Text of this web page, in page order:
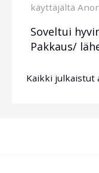
käyttäjältä
Soveltui
Pakkaus/
Kaikki julkaistut